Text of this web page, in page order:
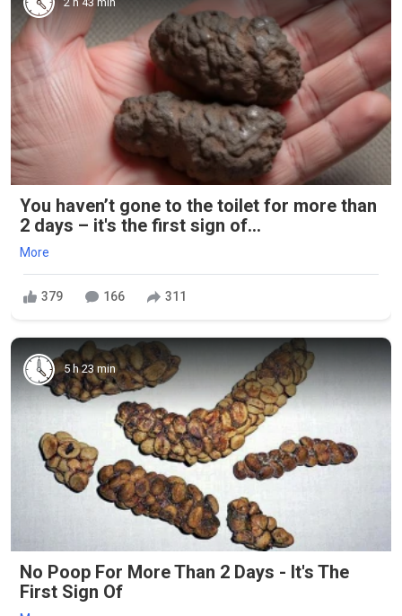
You haven’t gone to the toilet for more than
2 days – it's the first sign of...
More
379 166 311
5 h 23 min
No Poop For More Than 2 Days - It's The
First Sign Of